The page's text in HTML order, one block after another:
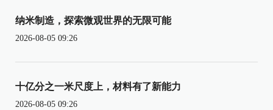
纳米制造，探索微观世界的无限可能
2026-08-05 09:26
十亿分之一米尺度上，材料有了新能力
2026-08-05 09:26